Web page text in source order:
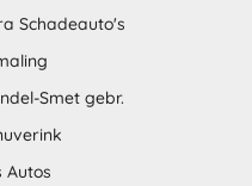
Schadeauto's
Smet gebr.
Autos